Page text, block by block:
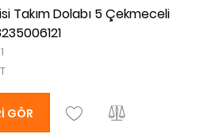
Takım Dolabı 5 Çekmeceli
GÖR